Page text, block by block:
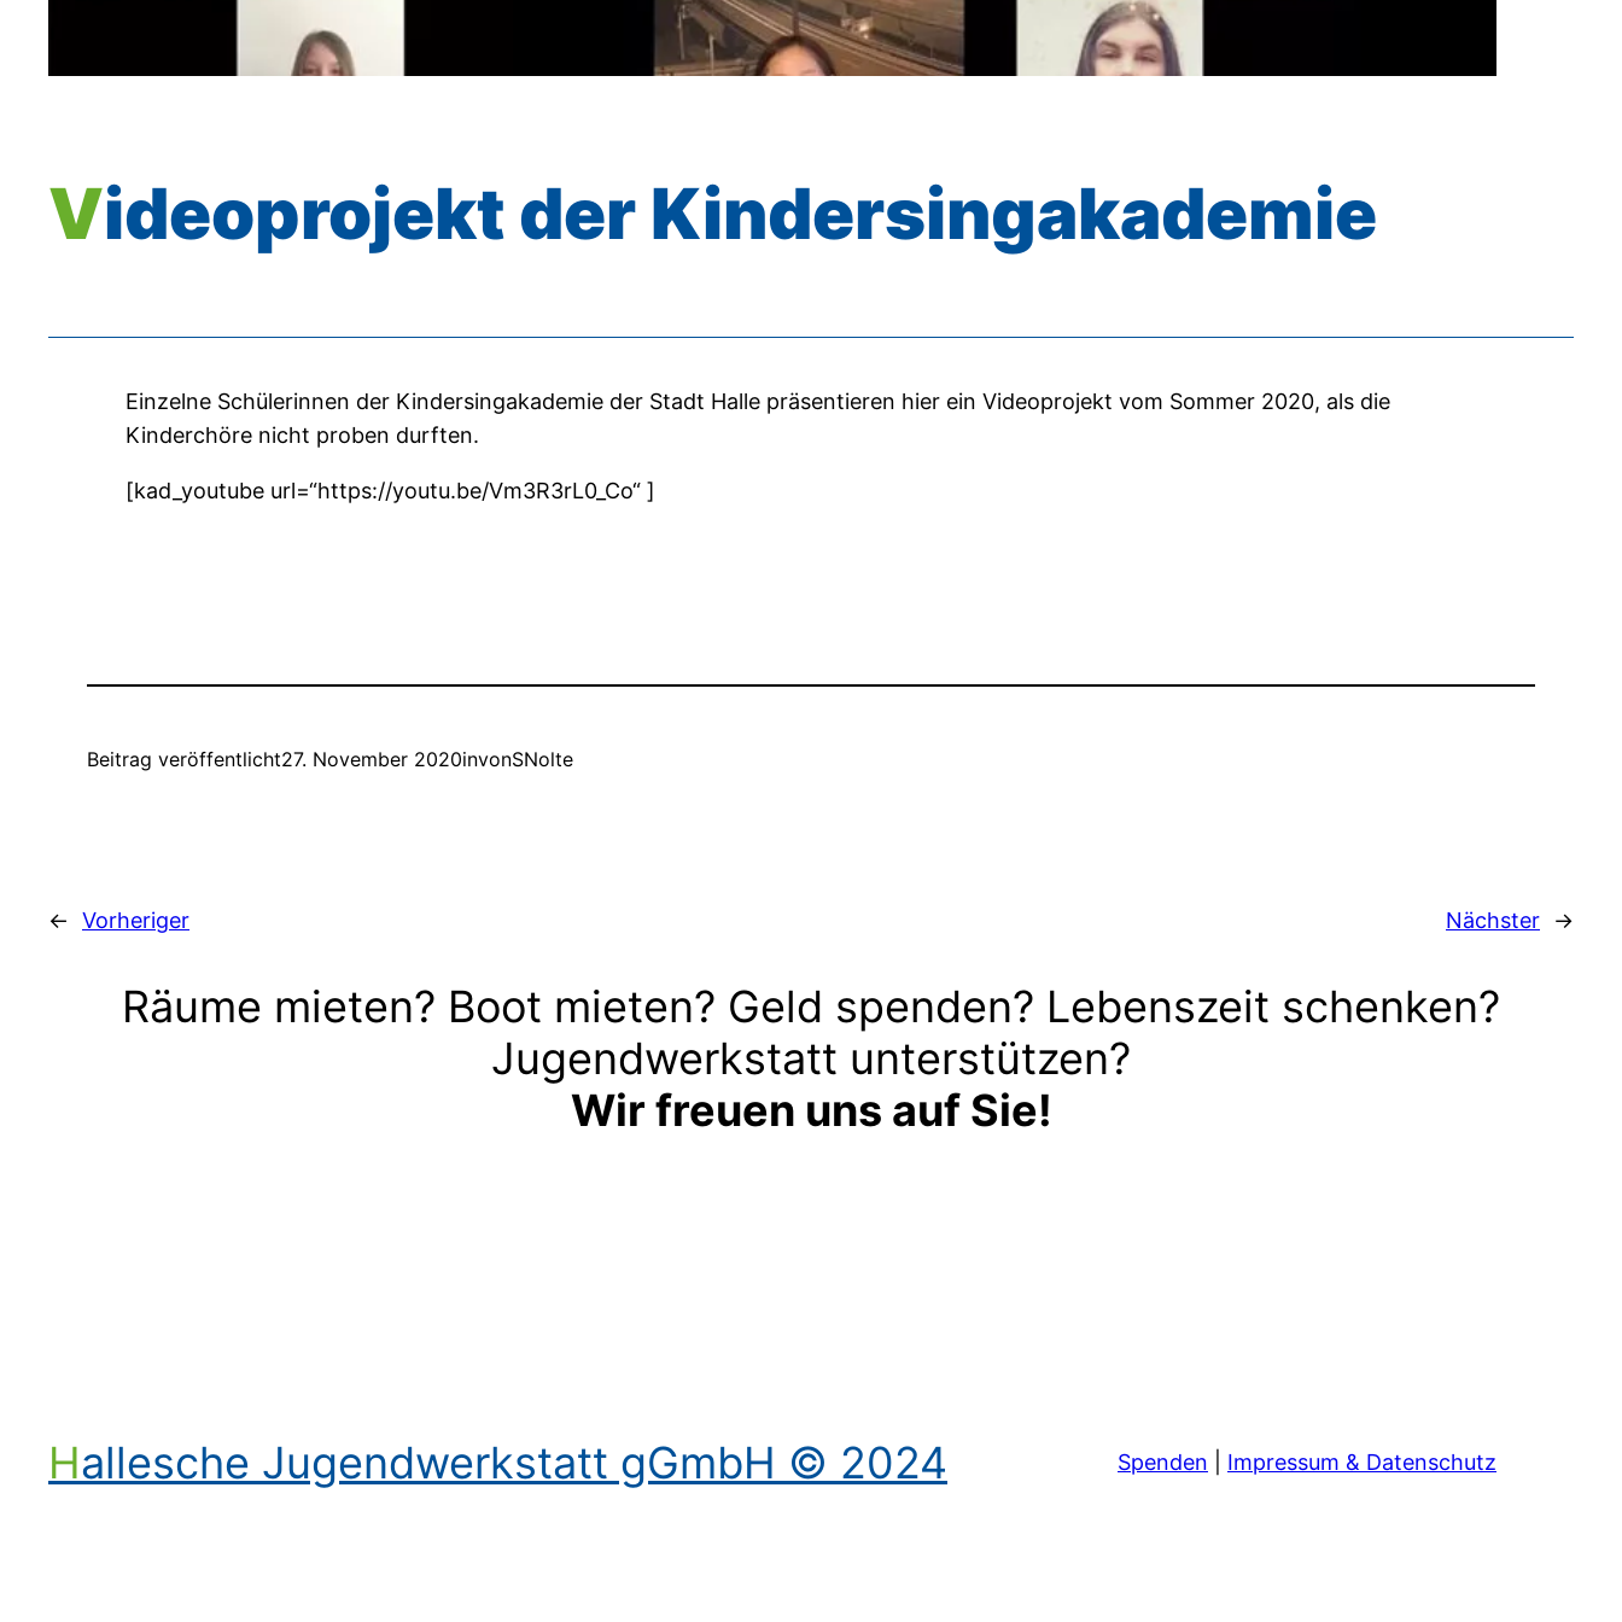
Videoprojekt der Kindersingakademie
Einzelne Schülerinnen der Kindersingakademie der Stadt Halle präsentieren hier ein Videoprojekt vom Sommer 2020, als die
Kinderchöre nicht proben durften.
[kad_youtube url=“https://youtu.be/Vm3R3rL0_Co“ ]
Beitrag veröffentlicht27. November 2020invonSNolte
← Vorheriger Nächster →
Räume mieten? Boot mieten? Geld spenden? Lebenszeit schenken?
Jugendwerkstatt unterstützen?
Wir freuen uns auf Sie!
Hallesche Jugendwerkstatt gGmbH © 2024 Spenden Impressum & Datenschutz